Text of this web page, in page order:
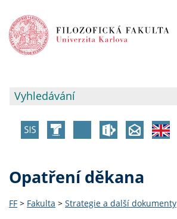
Opatření děkana
FF > Fakulta > Strategie a další dokumenty